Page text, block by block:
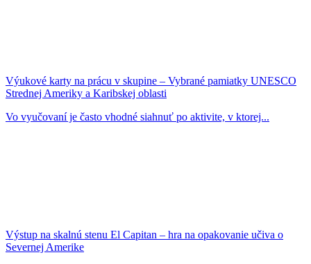
Výukové karty na prácu v skupine – Vybrané pamiatky UNESCO
Strednej Ameriky a Karibskej oblasti
Vo vyučovaní je často vhodné siahnuť po aktivite, v ktorej...
Výstup na skalnú stenu El Capitan – hra na opakovanie učiva o
Severnej Amerike